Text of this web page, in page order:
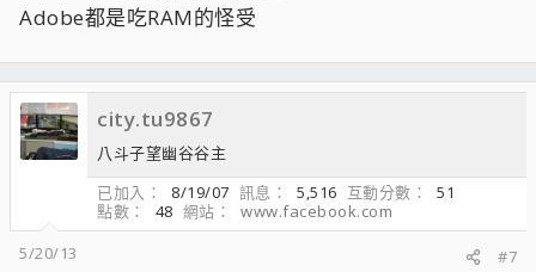
Adobe都是吃RAM的怪受
city.tu9867
八斗子望幽谷谷主
已加入
8/19/07 訊息 5,516 互動分數
51
點數
48 網站
www.facebook.com
5/20/13
#7